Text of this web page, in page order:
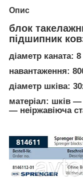
Опис
блок
підшипник
діаметр каната:
навантаження:
діаметр шківа:
матеріал: шків
— неіржавіюча